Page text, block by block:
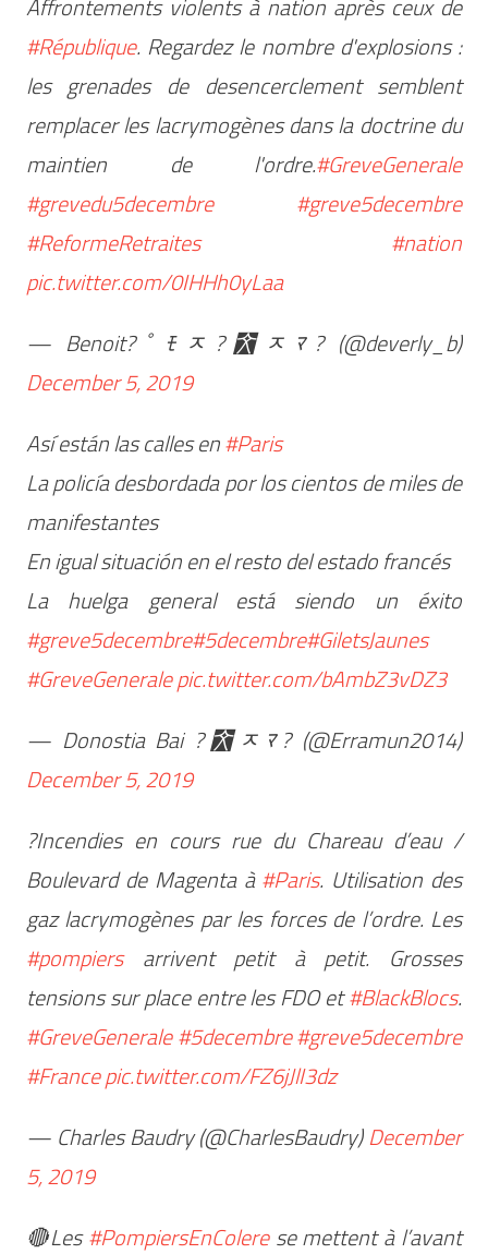
Affrontements violents à nation après ceux de
#République. Regardez le nombre d'explosions :
les grenades de desencerclement semblent
remplacer les lacrymogènes dans la doctrine du
maintien de l'ordre.#GreveGenerale
#grevedu5decembre
#greve5decembre
#ReformeRetraites
#nation
pic.twitter.com/0IHHh0yLaa
— Benoit?￰ﾟﾓﾸ?￯ﾸﾏ‍? (@deverly_b)
December 5, 2019
Así están las calles en#Paris
La policía desbordada por los cientos de miles de
manifestantes
En igual situación en el resto del estado francés
La huelga general está siendo un éxito
#greve5decembre#5decembre#GiletsJaunes
#GreveGeneralepic.twitter.com/bAmbZ3vDZ3
— Donostia Bai ?￯ﾸﾏ? (@Erramun2014)
December 5, 2019
?Incendies en cours rue du Chareau d’eau /
Boulevard de Magenta à#Paris. Utilisation des
gaz lacrymogènes par les forces de l’ordre. Les
#pompiersarrivent petit à petit. Grosses
tensions sur place entre les FDO et#BlackBlocs.
#GreveGenerale#5decembre#greve5decembre
#Francepic.twitter.com/FZ6jJlI3dz
— Charles Baudry (@CharlesBaudry)December
5, 2019
🔴Les#PompiersEnColerese mettent à l’avant